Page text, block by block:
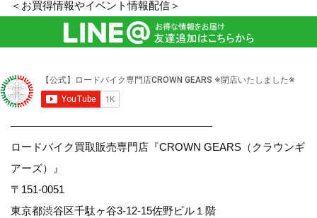
＜お買得情報やイベント情報配信＞
———————————————————
ロードバイク買取販売専門店『CROWN GEARS（クラウンギ
アーズ）』
〒151-0051
東京都渋谷区千駄ヶ谷3-12-15佐野ビル１階